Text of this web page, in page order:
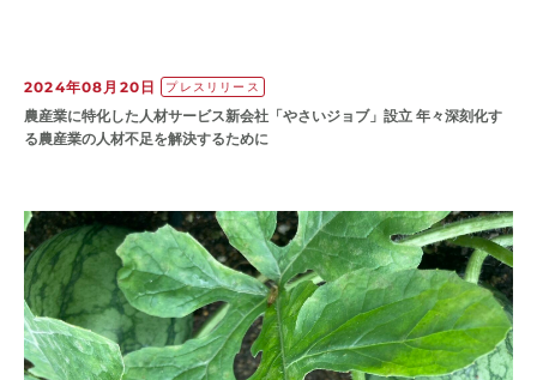
2024年08月20日 プレスリリース
農産業に特化した人材サービス新会社「やさいジョブ」設立 年々深刻化す
る農産業の人材不足を解決するために